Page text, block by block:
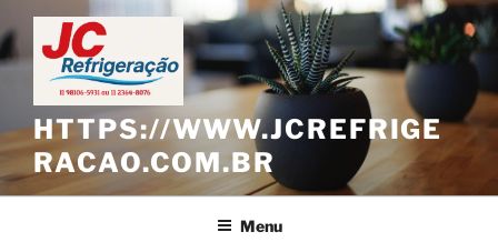
Pular
para
o
conteúdo
HTTPS://WWW.JCREFRIGE
RACAO.COM.BR
Menu